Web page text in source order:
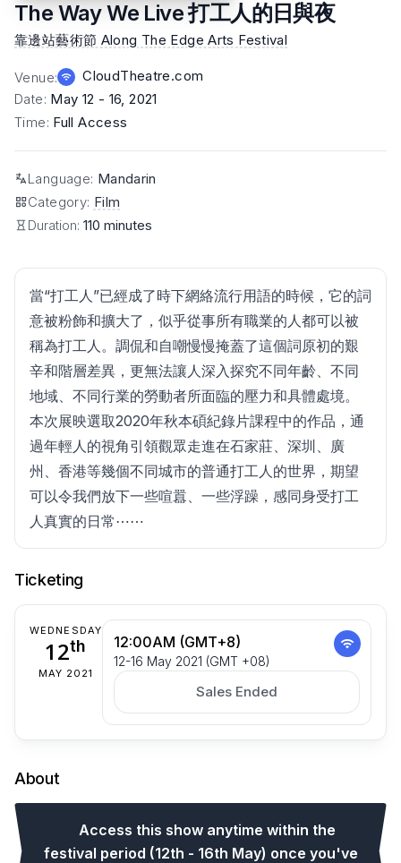
The Way We Live 打工人的日與夜
靠邊站藝術節 Along The Edge Arts Festival
Venue:
CloudTheatre.com
Date: May 12 - 16, 2021
Time: Full Access
Language: Mandarin
Category: Film
Duration: 110 minutes
當“打工人”已經成了時下網絡流行用語的時候，它的詞
意被粉飾和擴大了，似乎從事所有職業的人都可以被
稱為打工人。調侃和自嘲慢慢掩蓋了這個詞原初的艱
辛和階層差異，更無法讓人深入探究不同年齡、不同
地域、不同行業的勞動者所面臨的壓力和具體處境。
本次展映選取2020年秋本碩紀錄片課程中的作品，通
過年輕人的視角引領觀眾走進在石家莊、深圳、廣
州、香港等幾個不同城市的普通打工人的世界，期望
可以令我們放下一些喧囂、一些浮躁，感同身受打工
人真實的日常⋯⋯
Ticketing
WEDNESDAY
12th
MAY 2021
12:00AM (GMT+8)
12-16 May 2021 (GMT +08)
Sales Ended
About
Access this show anytime within the
festival period (12th - 16th May) once you've